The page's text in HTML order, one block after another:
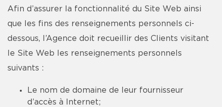
Afin d’assurer la fonctionnalité du Site Web ainsi
que les fins des renseignements personnels ci-
dessous, l’Agence doit recueillir des Clients visitant
le Site Web les renseignements personnels
suivants :
Le nom de domaine de leur fournisseur
d’accès à Internet;